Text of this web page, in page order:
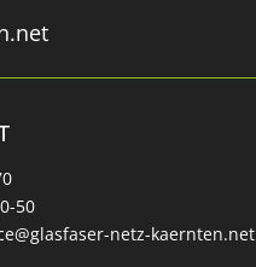
50
netz-kaernten.net